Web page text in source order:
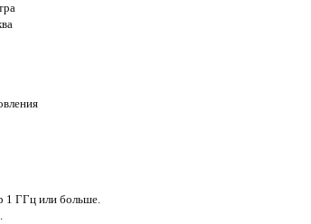
1 ГГц или больше.